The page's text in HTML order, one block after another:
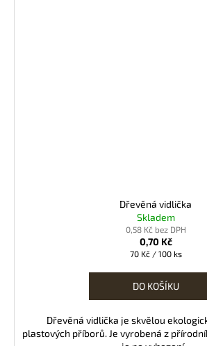
Dřevěná vidlička
Skladem
0,58 Kč bez DPH
0,70 Kč
Měrná
70 Kč / 100 ks
DO KOŠÍKU
Dřevěná vidlička je skvělou
plastových příborů. Je vyrobená z